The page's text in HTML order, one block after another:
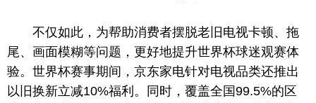
不仅如此，为帮助消费者摆脱老旧电视卡顿、拖
尾、画面模糊等问题，更好地提升世界杯球迷观赛体
验。世界杯赛事期间，京东家电针对电视品类还推出
以旧换新立减10%福利。同时，覆盖全国99.5%的区